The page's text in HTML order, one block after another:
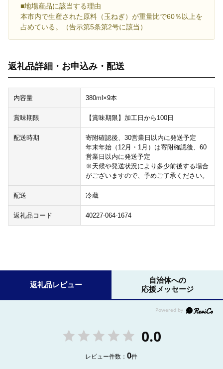
■地場産品に該当する理由
本市内で生産された原料（玉ねぎ）が重量比で60％以上を
占めている。（告示第5条第2号に該当）
返礼品詳細・お申込み・配送
内容量 380ml×9本
賞味期限 【賞味期限】加工日から100日
配送時期
寄附確認後、30営業日以内に発送予定
年末年始（12月・1月）は寄附確認後、60
営業日以内に発送予定
※天候や発送状況により多少前後する場合
がございますので、予めご了承ください。
配送 冷蔵
返礼品コード 40227-064-1674
返礼品レビュー
自治体への
応援メッセージ
0.0
レビュー件数：0件